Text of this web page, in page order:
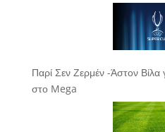
Παρί Σεν Ζερμέν -Άστον
στο Mega